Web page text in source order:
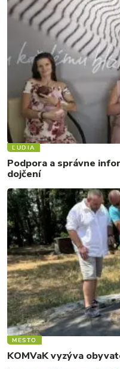
ĽUDIA
Podpora a správne
dojčení
MESTO
KOMVaK vyzýva